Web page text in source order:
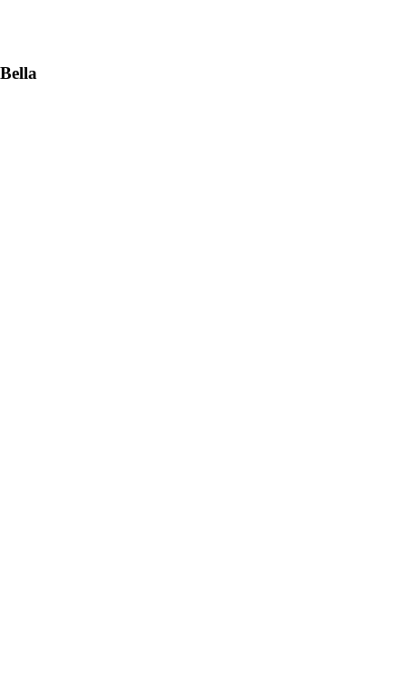
Bella